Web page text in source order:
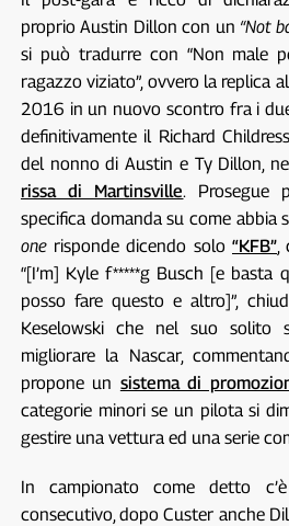
proprio Austin Dillon con un “Not
si può tradurre con “Non male
ragazzo viziato”, ovvero la replica
2016 in un nuovo scontro fra i
definitivamente il Richard
del nonno di Austin e Ty Dillon,
rissa di Martinsville. Prosegue
specifica domanda su come
onerisponde dicendo solo “KFB”
“[I’m] Kyle f*****g Busch [e basta
posso fare questo e altro]”,
Keselowski che nel suo solito
migliorare la Nascar,
propone un sistema di
categorie minori se un pilota si
gestire una vettura ed una serie
In campionato come detto
consecutivo, dopo Custer anche